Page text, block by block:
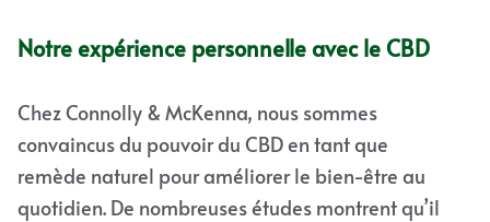
Notre expérience personnelle avec le CBD
Chez Connolly & McKenna, nous sommes
convaincus du pouvoir du CBD en tant que
remède naturel pour améliorer le bien-être au
quotidien. De nombreuses études montrent qu’il